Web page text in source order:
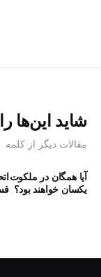
شاید این‌ها
مقالات دیگر از کلمه
آیا همگان در ملکوت
یکسان خواهند بود؟